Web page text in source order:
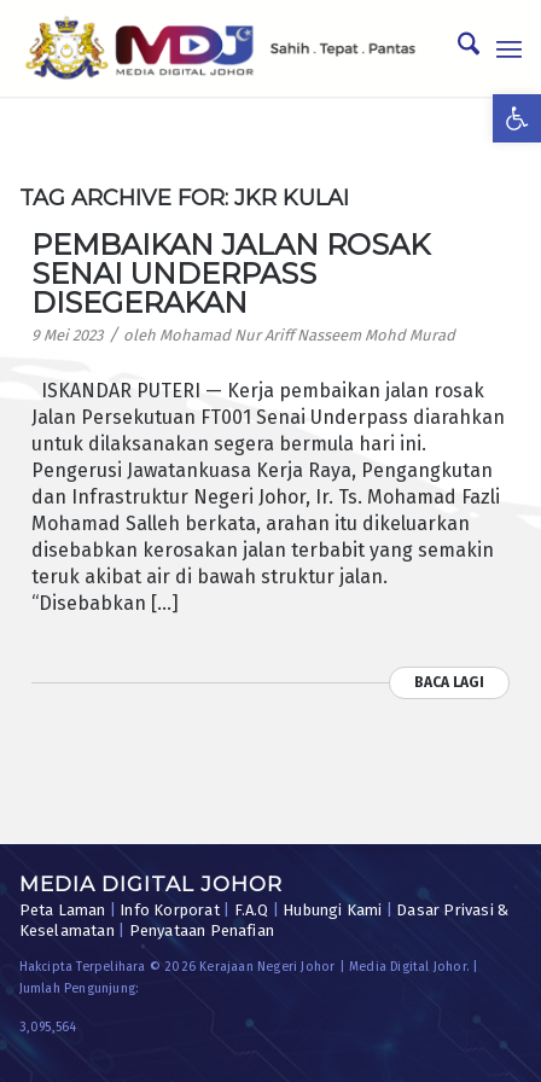
TAG ARCHIVE FOR: JKR KULAI
PEMBAIKAN JALAN ROSAK
SENAI UNDERPASS
DISEGERAKAN
9 Mei 2023 / oleh Mohamad Nur Ariff Nasseem Mohd Murad
ISKANDAR PUTERI — Kerja pembaikan jalan rosak
Jalan Persekutuan FT001 Senai Underpass diarahkan
untuk dilaksanakan segera bermula hari ini.
Pengerusi Jawatankuasa Kerja Raya, Pengangkutan
dan Infrastruktur Negeri Johor, Ir. Ts. Mohamad Fazli
Mohamad Salleh berkata, arahan itu dikeluarkan
disebabkan kerosakan jalan terbabit yang semakin
teruk akibat air di bawah struktur jalan.
“Disebabkan […]
BACA LAGI
MEDIA DIGITAL JOHOR
Peta Laman Info Korporat| F.A.Q Hubungi Kami
Dasar Privasi &
Keselamatan
Penyataan Penafian
Hakcipta Terpelihara © 2026 Kerajaan Negeri Johor | Media Digital Johor. |
Jumlah Pengunjung:
3,095,564